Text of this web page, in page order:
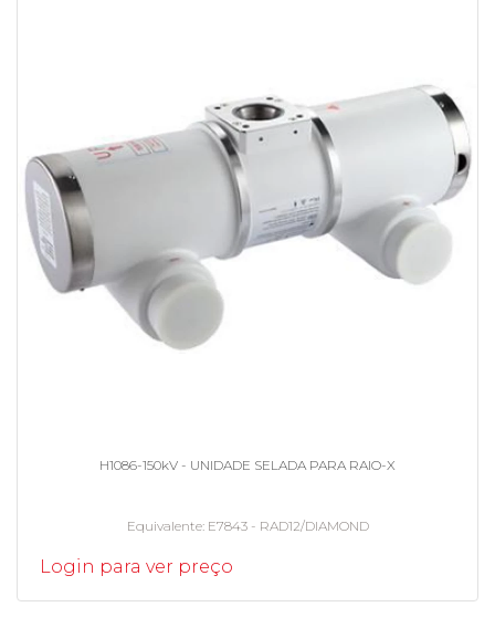
H1086-150kV - UNIDADE SELADA PARA RAIO-X
Equivalente E7843 - RAD12/DIAMOND
Login para ver preço